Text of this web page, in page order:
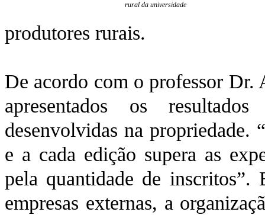
rural da universidade
produtores rurais.
De acordo com o professor Dr.
apresentados os
desenvolvidas na propriedade.
e a cada edição supera as
pela quantidade de inscritos”.
empresas externas, a